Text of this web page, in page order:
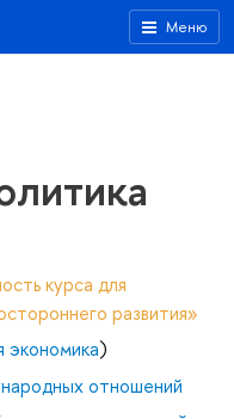
Меню
курса для
развития»
экономика)
отношений